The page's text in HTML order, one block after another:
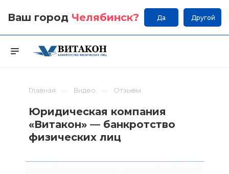
Ваш город Челябинск? Да Другой
Главная Видео Отзывы
Юридическая компания
«Витакон» — банкротство
физических лиц